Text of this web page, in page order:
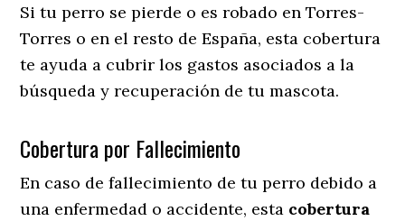
Si tu perro se pierde o es robado en Torres-
Torres o en el resto de España, esta cobertura
te ayuda a cubrir los gastos asociados a la
búsqueda y recuperación de tu mascota.
Cobertura por Fallecimiento
En caso de fallecimiento de tu perro debido a
una enfermedad o accidente, esta cobertura